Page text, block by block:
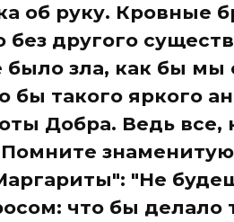
об руку. Кровные
другого
зла, как бы мы
бы такого яркого
Добра. Ведь все,
"Не
что бы делало